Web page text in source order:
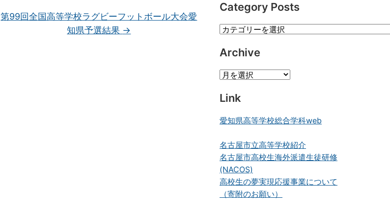
第99回全国高等学校ラグビーフットボール大会愛
知県予選結果 →
Category Posts
Category
Archive
Archive
Link
愛知県高等学校総合学科web
名古屋市立高等学校紹介
名古屋市高校生海外派遣生徒研修
(NACOS)
高校生の夢実現応援事業について
（寄附のお願い）